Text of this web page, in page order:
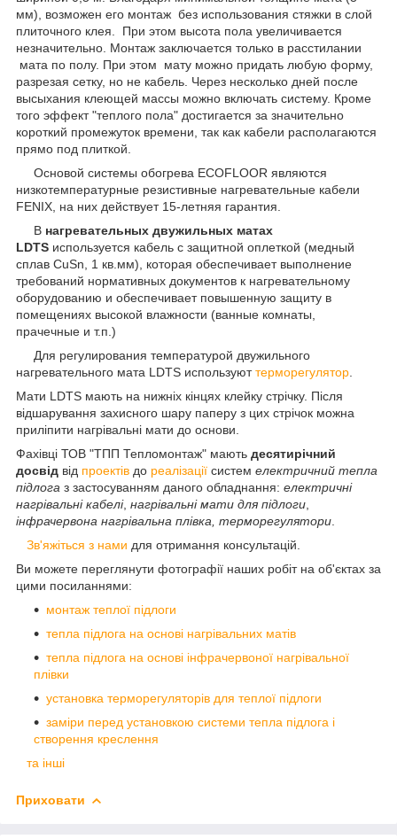
мм), возможен его монтаж без использования стяжки в слой
плиточного клея. При этом высота пола увеличивается
незначительно. Монтаж заключается только в расстилании
мата по полу. При этом мату можно придать любую форму,
разрезая сетку, но не кабель. Через несколько дней после
высыхания клеющей массы можно включать систему. Кроме
того эффект "теплого пола" достигается за значительно
короткий промежуток времени, так как кабели располагаются
прямо под плиткой.
Основой системы обогрева ECOFLOOR являются
низкотемпературные резистивные нагревательные кабели
FENIX, на них действует 15-летняя гарантия.
В нагревательных двужильных матах
LDTS используется кабель с защитной оплеткой (медный
сплав CuSn, 1 кв.мм), которая обеспечивает выполнение
требований нормативных документов к нагревательному
оборудованию и обеспечивает повышенную защиту в
помещениях высокой влажности (ванные комнаты,
прачечные и т.п.)
Для регулирования температурой двужильного
нагревательного мата LDTS используюттерморегулятор
Мати LDTS мають на нижніх кінцях клейку стрічку. Після
відшарування захисного шару паперу з цих стрічок можна
приліпити нагрівальні мати до основи.
Фахівці ТОВ "ТПП Тепломонтаж" мають десятирічний
досвід від проектів до реалізації систем електричний тепла
підлога з застосуванням даного обладнання: електричні
нагрівальні кабелі, нагрівальні мати для підлоги
інфрачервона нагрівальна плівка, терморегулятори
Зв'яжіться з нами для отримання консультацій.
Ви можете переглянути фотографії наших робіт на об'єктах за
цими посиланнями:
монтаж теплої підлоги
тепла підлога на основі нагрівальних матів
тепла підлога на основі інфрачервоної нагрівальної
плівки
установка терморегуляторів для теплої підлоги
заміри перед установкою системи тепла підлога і
створення креслення
та інші
Приховати